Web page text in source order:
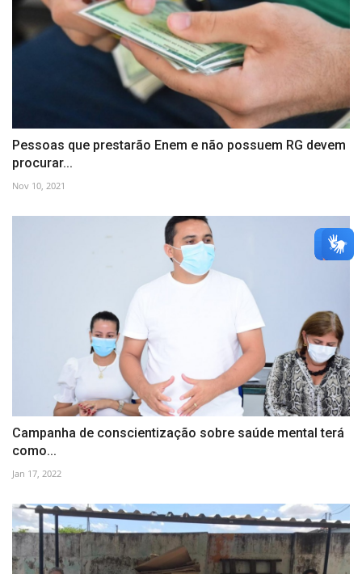
Pessoas que prestarão Enem e não possuem RG devem
procurar...
Nov 10, 2021
Campanha de conscientização sobre saúde mental terá
como...
Jan 17, 2022